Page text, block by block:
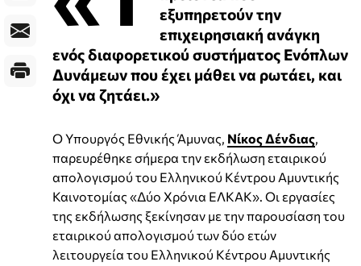
εξυπηρετούν την
επιχειρησιακή ανάγκη
ενός διαφορετικού συστήματος Ενόπλων
Δυνάμεων που έχει μάθει να ρωτάει, και
όχι να ζητάει.»
Ο Υπουργός Εθνικής Άμυνας, Νίκος Δένδιας,
παρευρέθηκε σήμερα την εκδήλωση εταιρικού
απολογισμού του Ελληνικού Κέντρου Αμυντικής
Καινοτομίας «Δύο Χρόνια ΕΛΚΑΚ». Οι εργασίες
της εκδήλωσης ξεκίνησαν με την παρουσίαση του
εταιρικού απολογισμού των δύο ετών
λειτουργεία του Ελληνικού Κέντρου Αμυντικής